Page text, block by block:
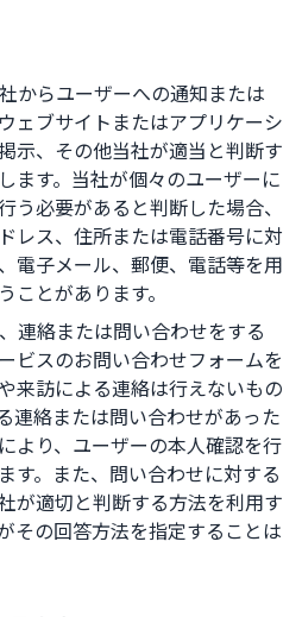
からユーザーへの通知または
ェブサイトまたはアプリケーシ
示、その他当社が適当と判断す
ます。当社が個々のユーザーに
う必要があると判断した場合、
レス、住所または電話番号に対
電子メール、郵便、電話等を用
ことがあります。
連絡または問い合わせをする
ビスのお問い合わせフォームを
来訪による連絡は行えないもの
連絡または問い合わせがあった
より、ユーザーの本人確認を行
す。また、問い合わせに対する
が適切と判断する方法を利用す
その回答方法を指定することは